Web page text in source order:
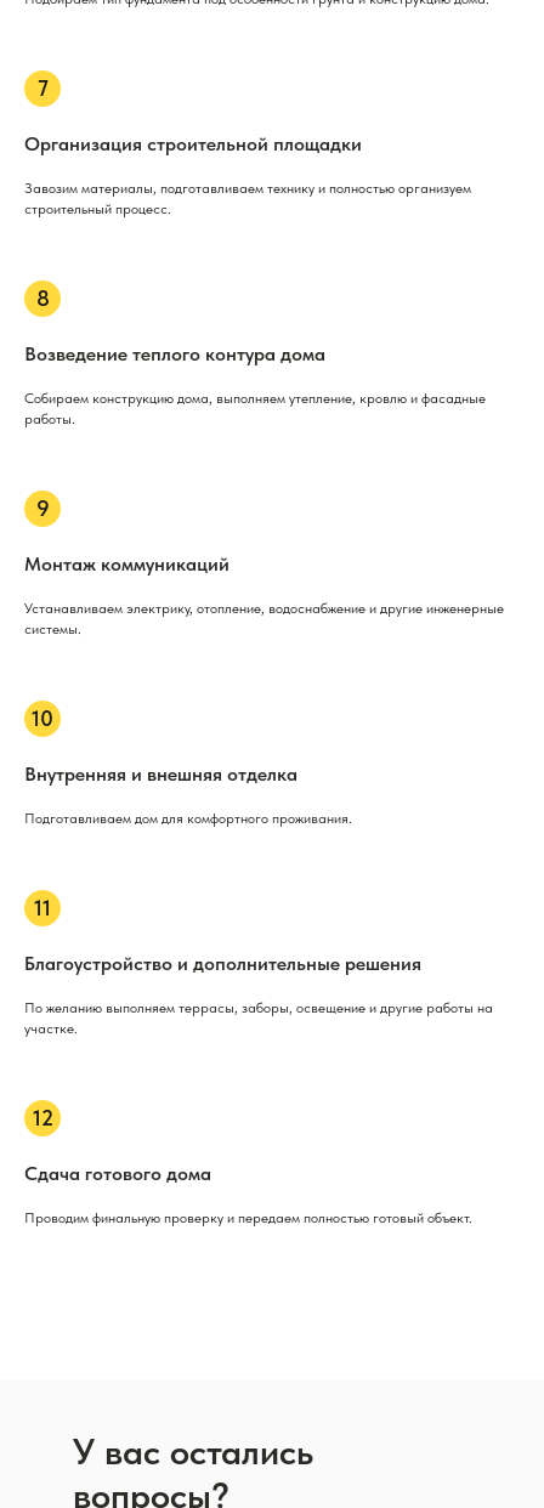
Организация строительной площадки
Завозим материалы, подготавливаем технику и полностью организуем
строительный процесс.
Возведение теплого контура дома
Собираем конструкцию дома, выполняем утепление, кровлю и фасадные
работы.
Монтаж коммуникаций
Устанавливаем электрику, отопление, водоснабжение и другие инженерные
системы.
Внутренняя и внешняя отделка
Подготавливаем дом для комфортного проживания.
Благоустройство и дополнительные решения
По желанию выполняем террасы, заборы, освещение и другие работы на
участке.
Сдача готового дома
Проводим финальную проверку и передаем полностью готовый объект.
У вас остались
вопросы?